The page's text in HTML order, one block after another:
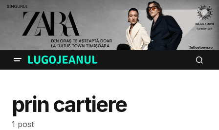
prin cartiere
1 post